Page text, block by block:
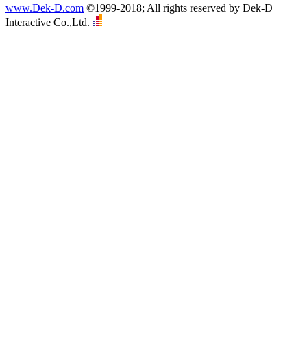
www.Dek-D.com ©1999-2018; All rights reserved by Dek-D
Interactive Co.,Ltd.